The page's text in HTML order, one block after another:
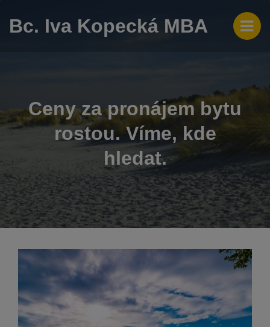
Bc. Iva Kopecká MBA
Ceny za pronájem bytu
rostou. Víme, kde
hledat.